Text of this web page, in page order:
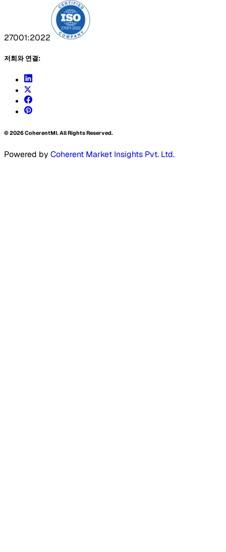
27001:2022
저희와 연결:
©2026CoherentMI. All Rights Reserved.
Powered by Coherent Market Insights Pvt. Ltd.